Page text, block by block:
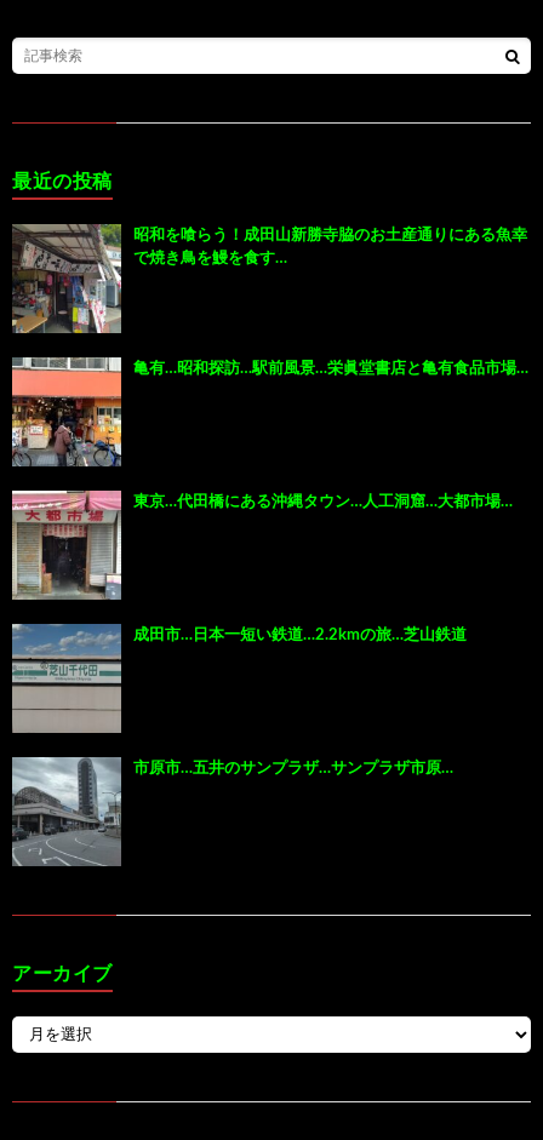
最近の投稿
昭和を喰らう！成田山新勝寺脇のお土産通りにある魚幸
で焼き鳥を鰻を食す…
亀有…昭和探訪…駅前風景…栄眞堂書店と亀有食品市場…
東京…代田橋にある沖縄タウン…人工洞窟…大都市場…
成田市…日本一短い鉄道…2.2kmの旅…芝山鉄道
市原市…五井のサンプラザ…サンプラザ市原…
アーカイブ